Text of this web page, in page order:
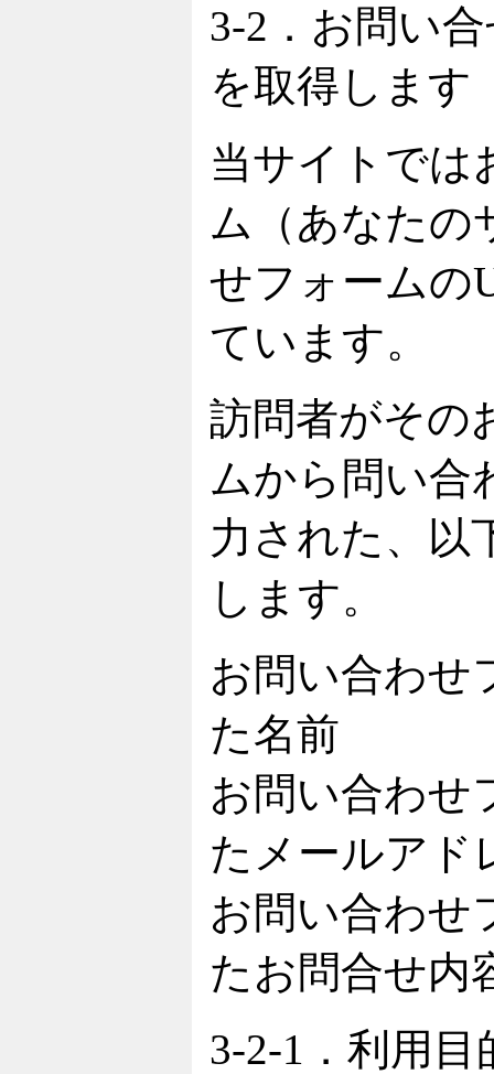
3-2．お問い
を取得します
当サイトでは
ム（あなたの
せフォームの
ています。
訪問者がその
ムから問い合
力された、以
します。
お問い合わせ
た名前
お問い合わせ
たメールアド
お問い合わせ
たお問合せ内
3-2-1．利用